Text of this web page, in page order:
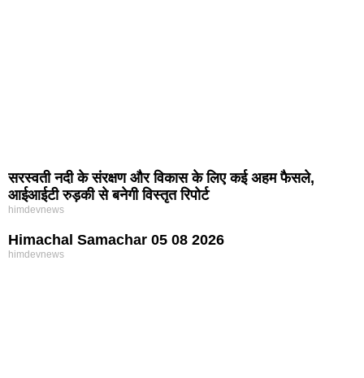
सरस्वती नदी के संरक्षण और विकास के लिए कई अहम फैसले,
आईआईटी रुड़की से बनेगी विस्तृत रिपोर्ट
himdevnews
Himachal Samachar 05 08 2026
himdevnews